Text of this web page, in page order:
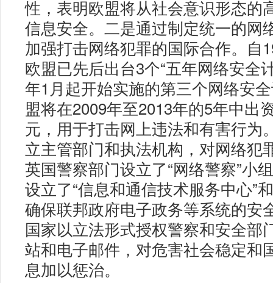
性，表明欧盟将从社会意识形态的
信息安全。二是通过制定统一的网
加强打击网络犯罪的国际合作。自
欧盟已先后出台3个“五年网络安全
年1月起开始实施的第三个网络安
盟将在2009年至2013年的5年中出
元，用于打击网上违法和有害行为
立主管部门和执法机构，对网络犯
英国警察部门设立了“网络警察”小
设立了“信息和通信技术服务中心”
确保联邦政府电子政务等系统的安
国家以立法形式授权警察和安全部
站和电子邮件，对危害社会稳定和
息加以惩治。